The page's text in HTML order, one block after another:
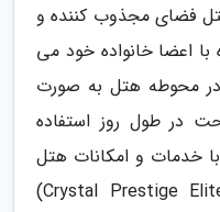
فضای مجذوب کننده و
اعضا خانواده خود می
در محوطه هتل به صورت
در طول روز استفاده
خدمات و امکانات هتل
کریستال پرستیژ الیت آنتالیا (Crystal Prestige Elite)